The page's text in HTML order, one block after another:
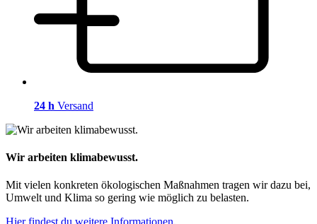
24 h Versand
Wir arbeiten klimabewusst.
Mit vielen konkreten ökologischen Maßnahmen tragen wir dazu bei,
Umwelt und Klima so gering wie möglich zu belasten.
Hier findest du weitere Informationen.